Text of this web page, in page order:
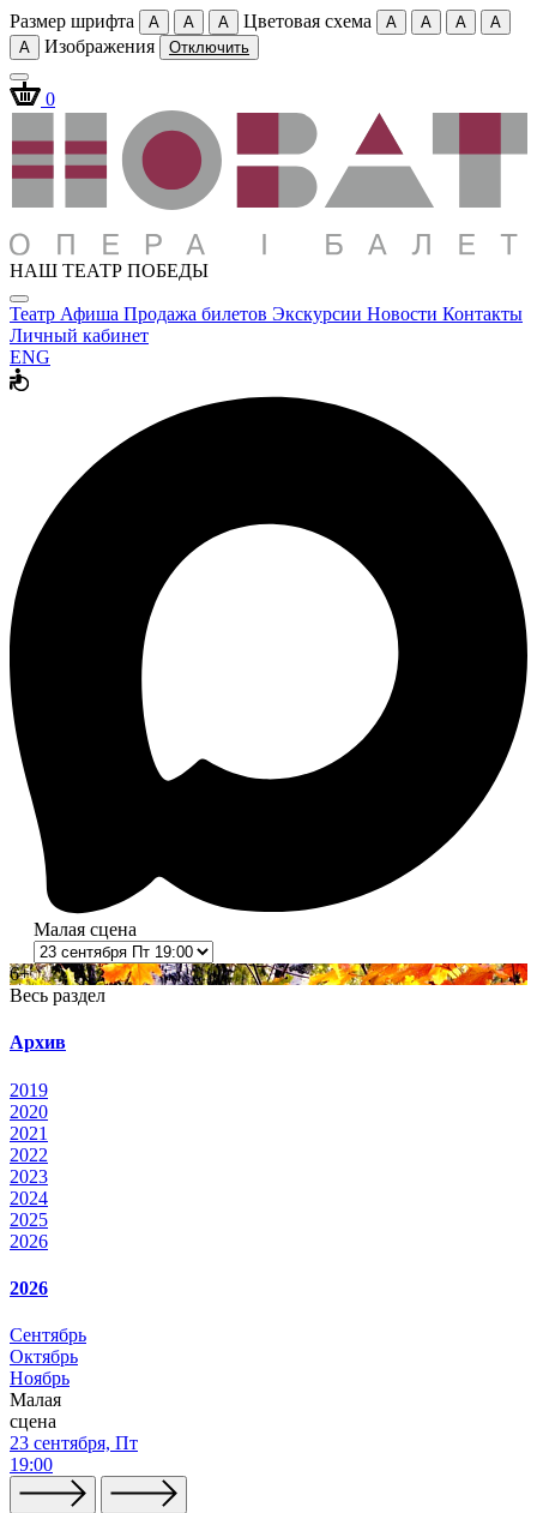
Размер шрифта A A A Цветовая схема A A A
A
A
Изображения Отключить
0
НАШ ТЕАТР ПОБЕДЫ
Театр Афиша Продажа билетов Экскурсии Новости Контакты
Личный кабинет
ENG
Малая сцена
6+
Весь раздел
Архив
2019
2020
2021
2022
2023
2024
2025
2026
2026
Сентябрь
Октябрь
Ноябрь
Малая
сцена
23 сентября, Пт
19:00